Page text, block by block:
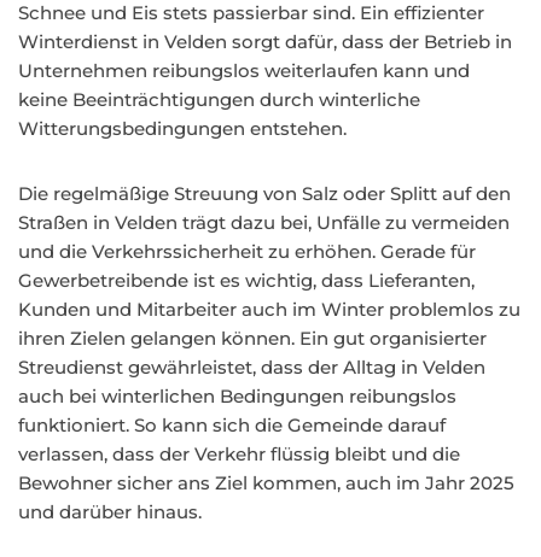
Schnee und Eis stets passierbar sind. Ein effizienter
Winterdienst in Velden sorgt dafür, dass der Betrieb in
Unternehmen reibungslos weiterlaufen kann und
keine Beeinträchtigungen durch winterliche
Witterungsbedingungen entstehen.
Die regelmäßige Streuung von Salz oder Splitt auf den
Straßen in Velden trägt dazu bei, Unfälle zu vermeiden
und die Verkehrssicherheit zu erhöhen. Gerade für
Gewerbetreibende ist es wichtig, dass Lieferanten,
Kunden und Mitarbeiter auch im Winter problemlos zu
ihren Zielen gelangen können. Ein gut organisierter
Streudienst gewährleistet, dass der Alltag in Velden
auch bei winterlichen Bedingungen reibungslos
funktioniert. So kann sich die Gemeinde darauf
verlassen, dass der Verkehr flüssig bleibt und die
Bewohner sicher ans Ziel kommen, auch im Jahr 2025
und darüber hinaus.